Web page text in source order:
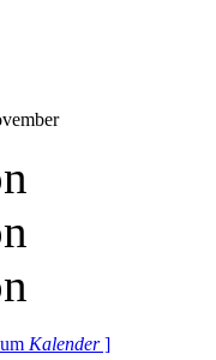
Kalender]